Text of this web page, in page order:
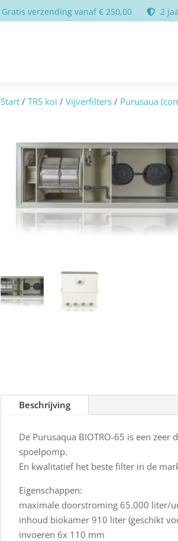
Gratis verzending vanaf € 250,00 2
Start/ TRS koi / Vijverfilters/ Purusaua
Beschrijving
De Purusaqua BIOTRO-65 is een
spoelpomp.
En kwalitatief het beste filter in de
Eigenschappen:
maximale doorstroming 65.000 liter/
inhoud biokamer 910 liter (geschikt
invoeren 6x 110 mm